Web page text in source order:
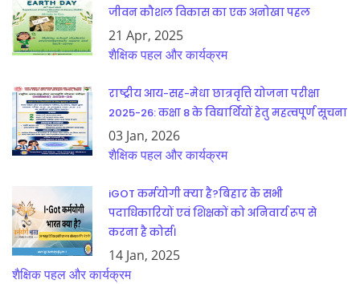
जीवन कौशल विकास का एक अनोखा पहल
21 Apr, 2025
शैक्षिक पहल और कार्यक्रम
राष्ट्रीय आय-सह-मेधा छात्रवृत्ति योजना परीक्षा
2025-26: कक्षा 8 के विद्यार्थियों हेतु महत्वपूर्ण सूचना
03 Jan, 2026
शैक्षिक पहल और कार्यक्रम
iGOT कर्मयोगी क्या है?बिहार के सभी
पदाधिकारियों एवं शिक्षकों को अनिवार्य रूप से
करना है कोर्स।
14 Jan, 2025
शैक्षिक पहल और कार्यक्रम